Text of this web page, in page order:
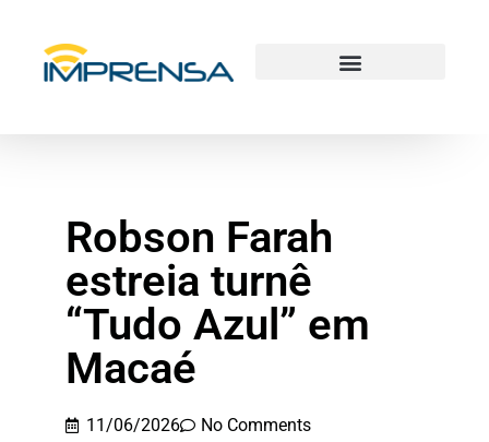
Robson Farah
estreia turnê
“Tudo Azul” em
Macaé
11/06/2026 No Comments